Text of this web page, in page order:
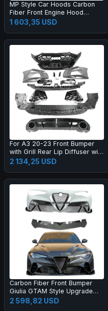
MP Style Car Hoods Carbon
Fiber Front Engine Hood
Bonnet for M2C F87 F22
1 603,35 USD
For A3 20-23 Front Bumper
with Grill Rear Lip Diffuser with
Muffler Tip Full RS3 Style
Body Kit
2 134,25 USD
Carbon Fiber Front Bumper
Giulia GTAM Style Upgrade
Black Color One Year Warranty
2 598,82 USD